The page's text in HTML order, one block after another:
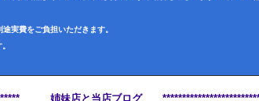
実費をご負担いただきます。
姉妹店と当店ブログ